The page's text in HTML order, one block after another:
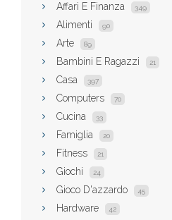
Affari E Finanza 349
Alimenti 90
Arte 89
Bambini E Ragazzi 21
Casa 397
Computers 70
Cucina 33
Famiglia 20
Fitness 21
Giochi 24
Gioco D'azzardo 45
Hardware 42